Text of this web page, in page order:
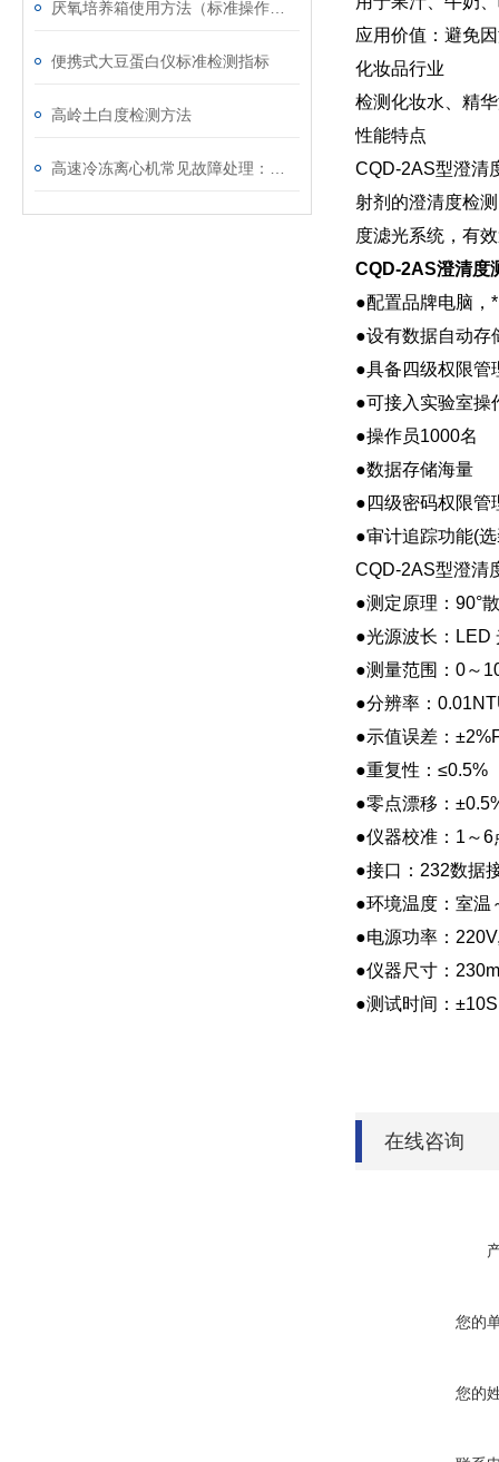
便携式大豆蛋白仪标准检测指标
高岭土白度检测方法
应用价值：避免
‌化妆品行业‌
检测化妆水、精
性能特点
CQD-2AS型澄清
射剂的澄清度检
度滤光系统，有
CQD-2AS澄清度
●配置品牌电脑，
●设有数据自动存
●具备四级权限管
●可接入实验室操
●操作员1000名
●数据存储海量
●四级密码权限管
●审计追踪功能(
CQD-2AS型澄清
●测定原理：90°
●光源波长：LED
●测量范围：0～
●分辨率：
●示值误差：
●重复性：≤0.5%
●零点漂移：
●仪器校准：1～6
●接口：232数据
●环境温度：室
●电源功率：
●仪器尺寸：
●测试时间：±10S
在线咨询
您的
您的